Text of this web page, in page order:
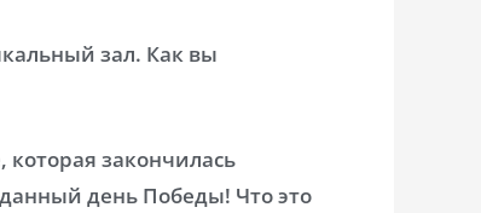
зал. Как вы
закончилась
день Победы! Что это